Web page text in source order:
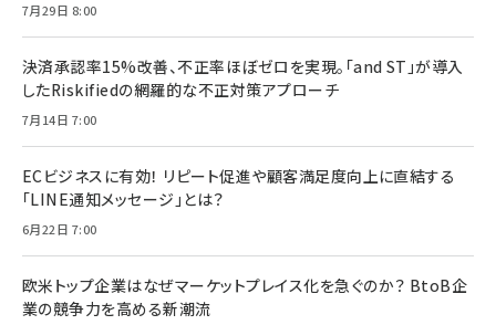
7月29日 8:00
決済承認率15%改善、不正率ほぼゼロを実現。「and ST」が導入
したRiskifiedの網羅的な不正対策アプローチ
7月14日 7:00
ECビジネスに有効！ リピート促進や顧客満足度向上に直結する
「LINE通知メッセージ」とは？
6月22日 7:00
欧米トップ企業はなぜマーケットプレイス化を急ぐのか？ BtoB企
業の競争力を高める新潮流